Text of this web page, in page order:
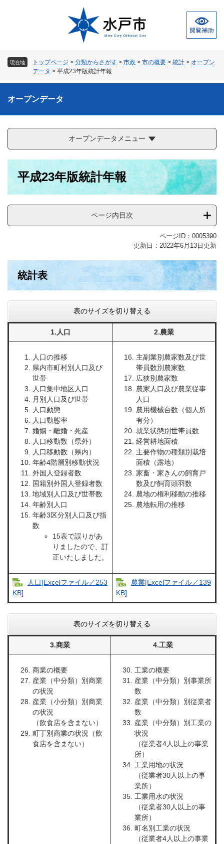
現在地 トップページ > 分類からさがす > 市政 > 市の概要 > 統計 > オープン
データ > 平成23年版統計年報
オープンデータ
オープンデータメニュー
平成23年版統計年報
ページ内目次
ページID：0005390
更新日：2022年6月13日更新
統計表
表のサイズを切り替える
1.人口 2.農業
人口の推移
県内市町村別人口及び
世帯
人口集中地区人口
月別人口及び世帯
人口動態
人口動態率
婚姻・離婚・死産
人口移動数（県外）
人口移動数（県内）
年齢4階層別移動状況
外国人登録者数
国籍別外国人登録者数
地域別人口及び世帯数
年齢別人口
年齢3区分別人口及び指
数
15表で誤りがあ
りましたので、訂
正いたしました。
主副業別農家数及び世
帯員数別農家数
広狭別農家数
農家人口及び農業従事
人口
農用機械台数（個人所
有分）
就業状態別世帯員数
経営耕地面積
主要作物の種類別栽培
面積（露地）
家畜・家きんの飼育戸
数及び飼育頭羽数
農地の権利移動の推移
農地転用の推移
人口[Excelファイル／253
KB]
農業[Excelファイル／139
KB]
表のサイズを切り替える
3.商業 4.工業
商業の概要
産業（中分類）別商業
の状況
産業（小分類）別商業
の状況
（飲食店を含まない）
町丁別商業の状況（飲
食店を含まない）
工業の概要
産業（中分類）別事業所
数
産業（中分類）別従業者
数
産業（中分類）別工業の
状況
（従業者4人以上の事業
所）
工業用地の状況
（従業者30人以上の事
業所）
工業用水の状況
（従業者30人以上の事
業所）
町名別工業の状況
（従業者4人以上の事業